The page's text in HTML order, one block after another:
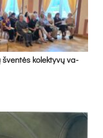
ko­lek­ty­vų va­